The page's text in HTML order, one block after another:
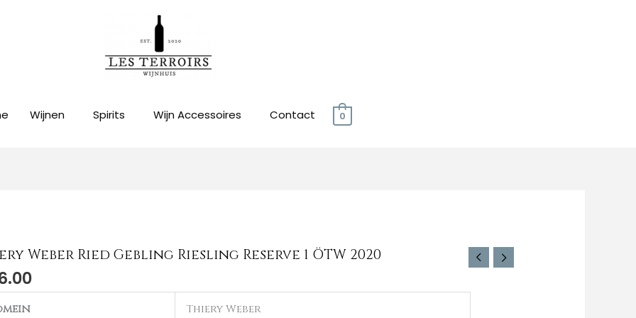
Wijnen Spirits Wijn Accessoires Contact 0
Weber Ried Gebling Riesling Reserve 1 ÖTW 2020
Thiery Weber